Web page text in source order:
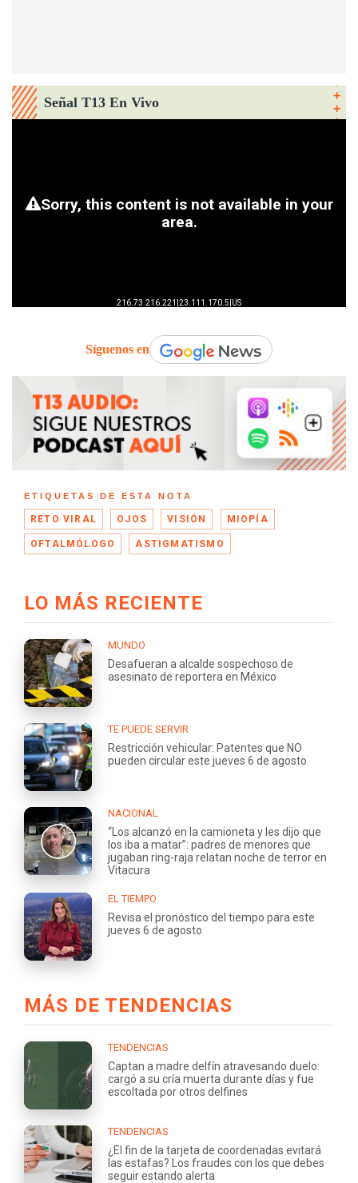
Señal T13 En Vivo
Síguenos en
ETIQUETAS DE ESTA NOTA
RETO VIRAL OJOS VISIÓN MIOPÍA
OFTALMÓLOGO ASTIGMATISMO
LO MÁS RECIENTE
MUNDO
Desafueran a alcalde sospechoso de
asesinato de reportera en México
TE PUEDE SERVIR
Restricción vehicular: Patentes que NO
pueden circular este jueves 6 de agosto
NACIONAL
“Los alcanzó en la camioneta y les dijo que
los iba a matar”: padres de menores que
jugaban ring-raja relatan noche de terror en
Vitacura
EL TIEMPO
Revisa el pronóstico del tiempo para este
jueves 6 de agosto
MÁS DE TENDENCIAS
TENDENCIAS
Captan a madre delfín atravesando duelo:
cargó a su cría muerta durante días y fue
escoltada por otros delfines
TENDENCIAS
¿El fin de la tarjeta de coordenadas evitará
las estafas? Los fraudes con los que debes
seguir estando alerta